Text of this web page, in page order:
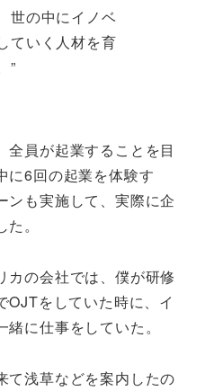
世の中にイノベ
ていく人材を育
”
員が起業することを目
に6回の起業を体験す
ンも実施して、実際に企
。
カの会社では、僕が研修
OJTをしていた時に、イ
に仕事をしていた。
て浅草などを案内したの